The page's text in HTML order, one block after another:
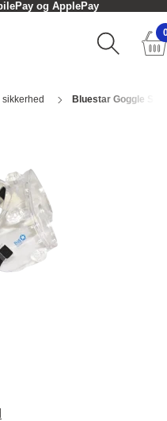
og ApplePay
sikkerhed Bluestar Goggle